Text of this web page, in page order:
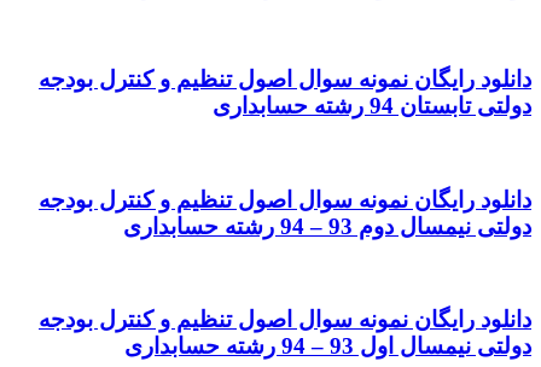
دانلود رایگان نمونه سوال اصول تنظیم و کنترل بودجه
دولتی تابستان 94 رشته حسابداری
دانلود رایگان نمونه سوال اصول تنظیم و کنترل بودجه
دولتی نیمسال دوم 93 – 94 رشته حسابداری
دانلود رایگان نمونه سوال اصول تنظیم و کنترل بودجه
دولتی نیمسال اول 93 – 94 رشته حسابداری